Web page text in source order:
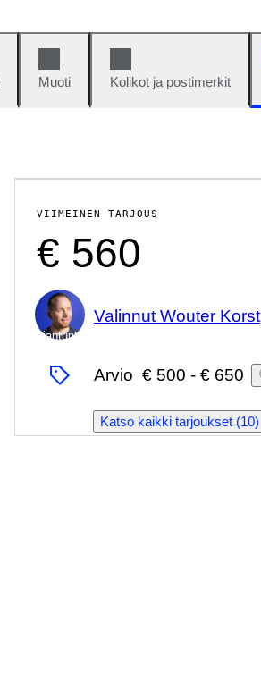
Muoti Kolikot ja postimerkit
VIIMEINEN TARJOUS
€ 560
asiantuntija
Valinnut Wouter Korst
Arvio € 500 - € 650
Katso kaikki tarjoukset (10)